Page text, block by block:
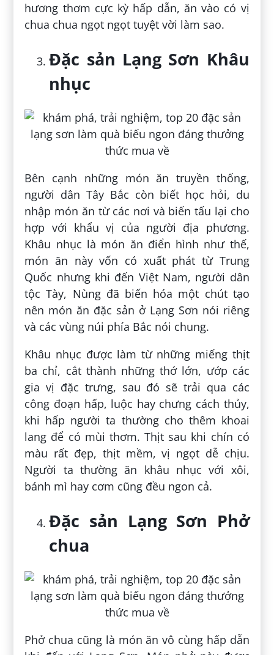
hương thơm cực kỳ hấp dẫn, ăn vào có vị
chua chua ngọt ngọt tuyệt vời làm sao.
Đặc sản Lạng Sơn Khâu
nhục
Bên cạnh những món ăn truyền thống,
người dân Tây Bắc còn biết học hỏi, du
nhập món ăn từ các nơi và biến tấu lại cho
hợp với khẩu vị của người địa phương.
Khâu nhục là món ăn điển hình như thế,
món ăn này vốn có xuất phát từ Trung
Quốc nhưng khi đến Việt Nam, người dân
tộc Tày, Nùng đã biến hóa một chút tạo
nên món ăn đặc sản ở Lạng Sơn nói riêng
và các vùng núi phía Bắc nói chung.
Khâu nhục được làm từ những miếng thịt
ba chỉ, cắt thành những thớ lớn, ướp các
gia vị đặc trưng, sau đó sẽ trải qua các
công đoạn hấp, luộc hay chưng cách thủy,
khi hấp người ta thường cho thêm khoai
lang để có mùi thơm. Thịt sau khi chín có
màu rất đẹp, thịt mềm, vị ngọt dễ chịu.
Người ta thường ăn khâu nhục với xôi,
bánh mì hay cơm cũng đều ngon cả.
Đặc sản Lạng Sơn Phở
chua
Phở chua cũng là món ăn vô cùng hấp dẫn